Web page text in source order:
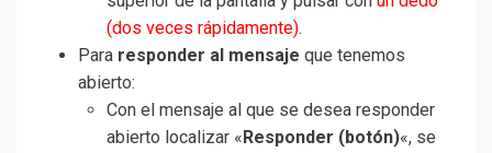
(dos veces rápidamente).
Para responder al mensaje que tenemos
abierto:
Con el mensaje al que se desea responder
abierto localizar « Responder (botón)«, se